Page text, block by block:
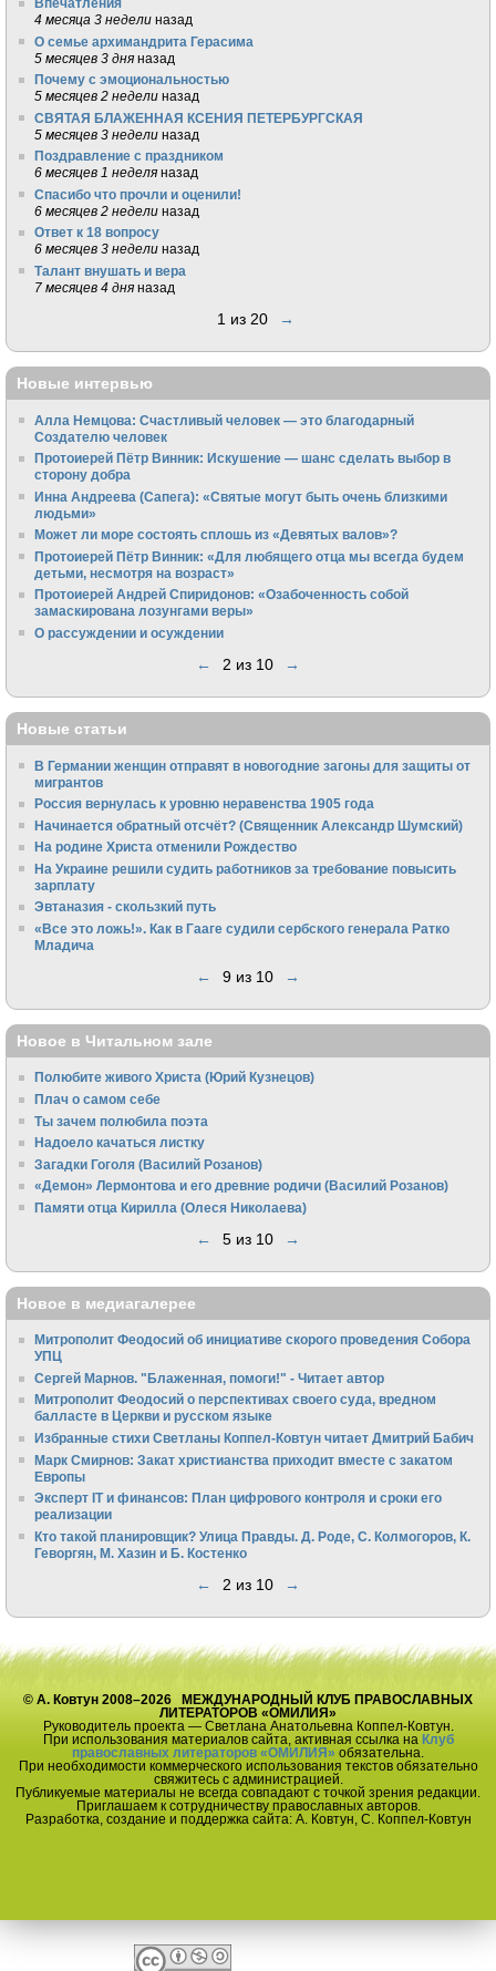
Впечатления
4 месяца 3 недели назад
О семье архимандрита Герасима
5 месяцев 3 дня назад
Почему с эмоциональностью
5 месяцев 2 недели назад
СВЯТАЯ БЛАЖЕННАЯ КСЕНИЯ ПЕТЕРБУРГСКАЯ
5 месяцев 3 недели назад
Поздравление с праздником
6 месяцев 1 неделя назад
Спасибо что прочли и оценили!
6 месяцев 2 недели назад
Ответ к 18 вопросу
6 месяцев 3 недели назад
Талант внушать и вера
7 месяцев 4 дня назад
1 из 20 →
Новые интервью
Алла Немцова: Счастливый человек — это благодарный
Создателю человек
Протоиерей Пётр Винник: Искушение — шанс сделать выбор в
сторону добра
Инна Андреева (Сапега): «Святые могут быть очень близкими
людьми»
Может ли море состоять сплошь из «Девятых валов»?
Протоиерей Пётр Винник: «Для любящего отца мы всегда будем
детьми, несмотря на возраст»
Протоиерей Андрей Спиридонов: «Озабоченность собой
замаскирована лозунгами веры»
О рассуждении и осуждении
← 2 из 10 →
Новые статьи
В Германии женщин отправят в новогодние загоны для защиты от
мигрантов
Россия вернулась к уровню неравенства 1905 года
Начинается обратный отсчёт? (Священник Александр Шумский)
На родине Христа отменили Рождество
На Украине решили судить работников за требование повысить
зарплату
Эвтаназия - скользкий путь
«Все это ложь!». Как в Гааге судили сербского генерала Ратко
Младича
← 9 из 10 →
Новое в Читальном зале
Полюбите живого Христа (Юрий Кузнецов)
Плач о самом себе
Ты зачем полюбила поэта
Надоело качаться листку
Загадки Гоголя (Василий Розанов)
«Демон» Лермонтова и его древние родичи (Василий Розанов)
Памяти отца Кирилла (Олеся Николаева)
← 5 из 10 →
Новое в медиагалерее
Митрополит Феодосий об инициативе скорого проведения Собора
УПЦ
Сергей Марнов. "Блаженная, помоги!" - Читает автор
Митрополит Феодосий о перспективах своего суда, вредном
балласте в Церкви и русском языке
Избранные стихи Светланы Коппел-Ковтун читает Дмитрий Бабич
Марк Смирнов: Закат христианства приходит вместе с закатом
Европы
Эксперт IT и финансов: План цифрового контроля и сроки его
реализации
Кто такой планировщик? Улица Правды. Д. Роде, С. Колмогоров, К.
Геворгян, М. Хазин и Б. Костенко
← 2 из 10 →
© А. Ковтун 2008–2026 МЕЖДУНАРОДНЫЙ КЛУБ ПРАВОСЛАВНЫХ
ЛИТЕРАТОРОВ «ОМИЛИЯ»
Руководитель проекта — Светлана Анатольевна Коппел-Ковтун.
При использования материалов сайта, активная ссылка на Клуб
православных литераторов «ОМИЛИЯ» обязательна.
При необходимости коммерческого использования текстов обязательно
свяжитесь с администрацией.
Публикуемые материалы не всегда совпадают с точкой зрения редакции.
Приглашаем к сотрудничеству православных авторов.
Разработка, создание и поддержка сайта: А. Ковтун, С. Коппел-Ковтун